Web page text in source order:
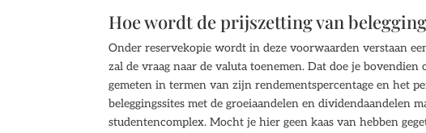
Hoe wordt de prijszetting van
Onder reservekopie wordt in deze voorwaarden verstaan
zal de vraag naar de valuta toenemen. Dat doe je
gemeten in termen van zijn rendementspercentage en het
beleggingssites met de groeiaandelen en dividendaandelen
studentencomplex. Mocht je hier geen kaas van hebben